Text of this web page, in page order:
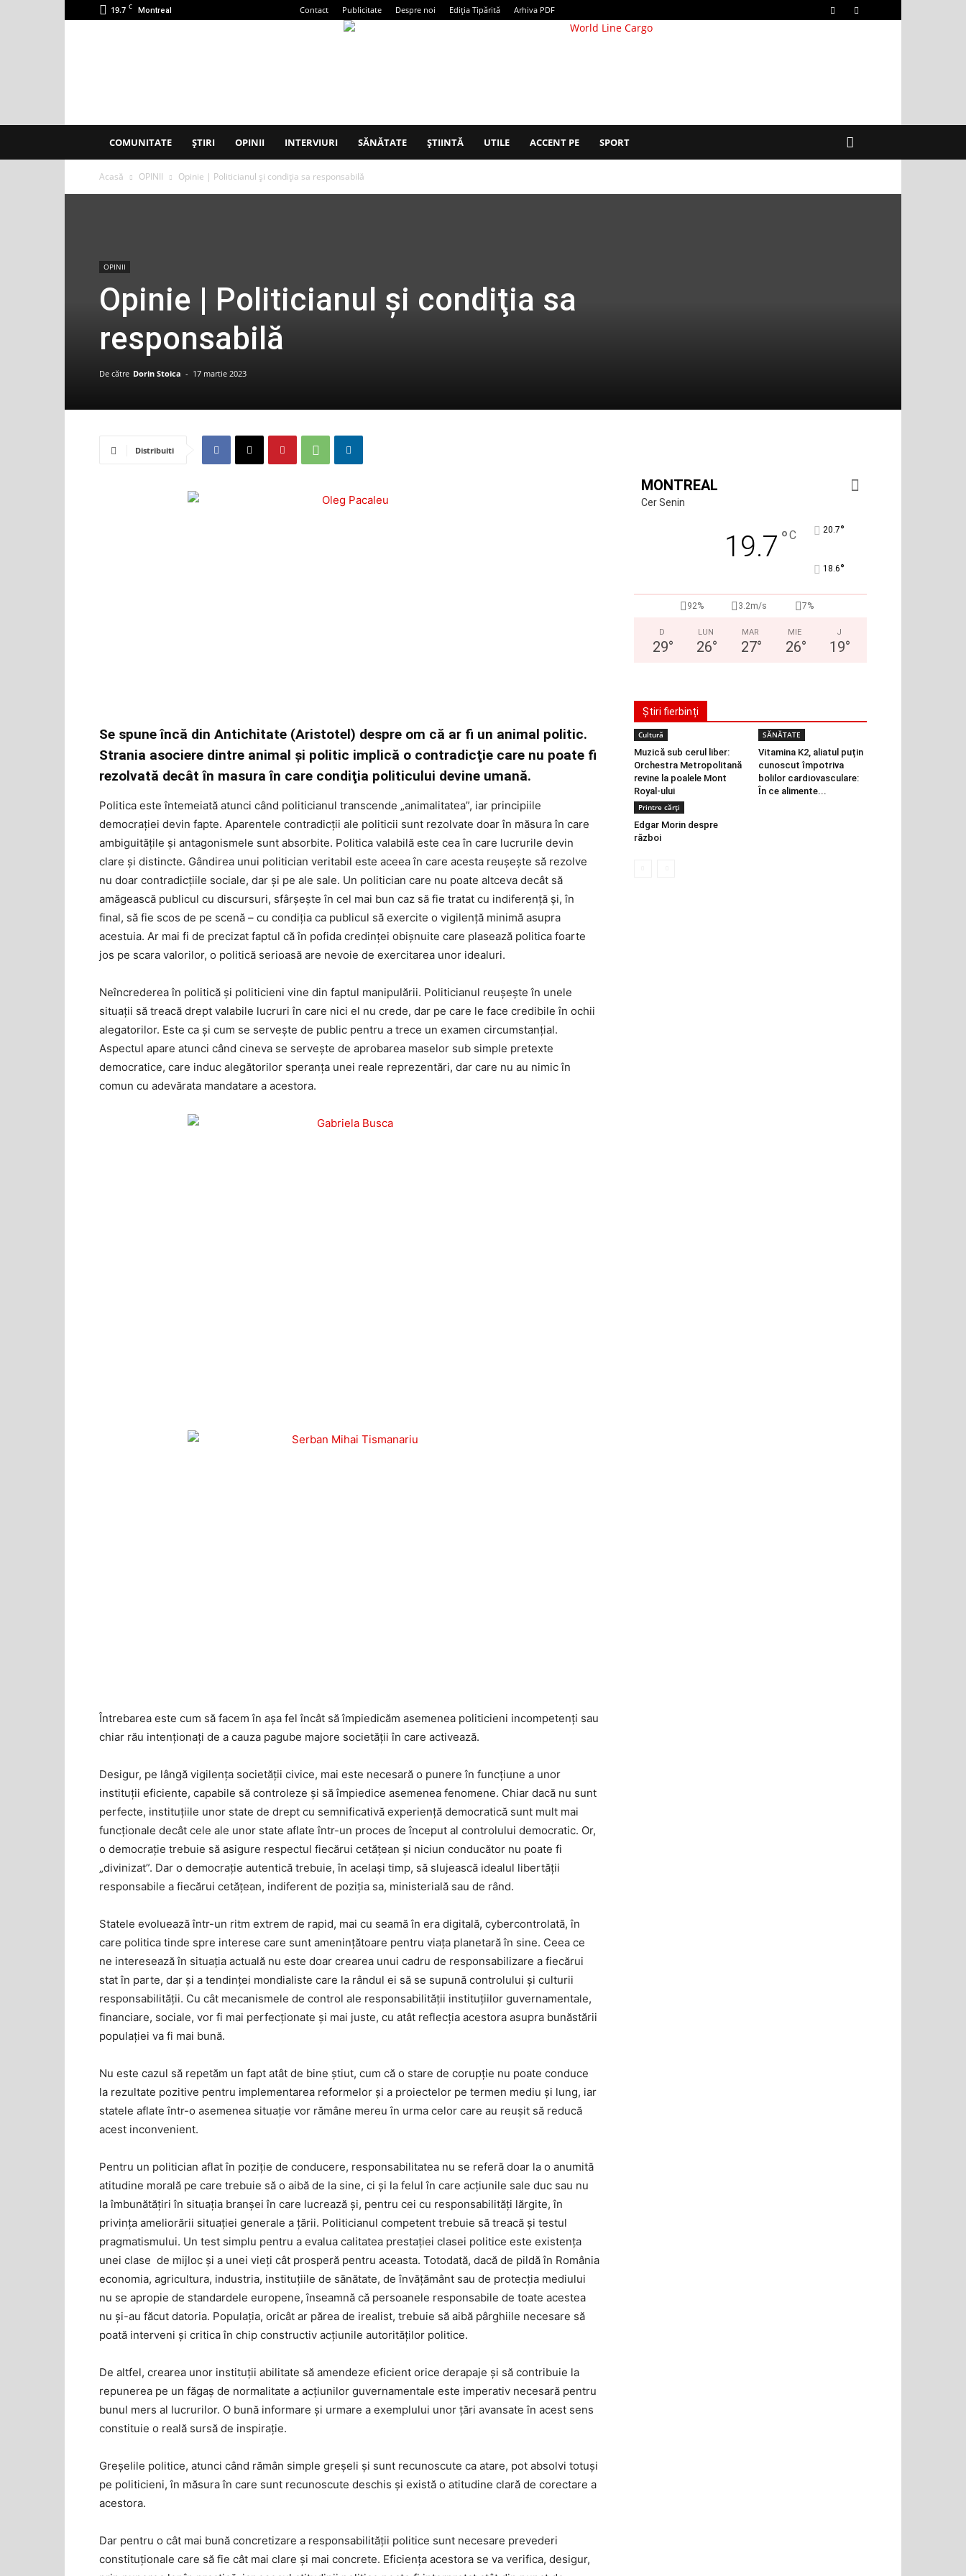
19.7 C Montreal Contact Publicitate Despre noi Ediția Tipărită Arhiva PDF
COMUNITATE ȘTIRI OPINII INTERVIURI SĂNĂTATE ȘTIINTĂ UTILE ACCENT PE SPORT
Acasă OPINII Opinie | Politicianul și condiţia sa responsabilă
OPINII
Opinie | Politicianul și condiţia sa
responsabilă
De către Dorin Stoica - 17 martie 2023
Distribuiti
Se spune încă din Antichitate (Aristotel) despre om că ar fi un animal politic.
Strania asociere dintre animal și politic implică o contradicţie care nu poate fi
rezolvată decât în masura în care condiţia politicului devine umană.
Politica este întemeiată atunci când politicianul transcende „animalitatea”, iar principiile
democraţiei devin fapte. Aparentele contradicții ale politicii sunt rezolvate doar în măsura în care
ambiguitățile și antagonismele sunt absorbite. Politica valabilă este cea în care lucrurile devin
clare și distincte. Gândirea unui politician veritabil este aceea în care acesta reușește să rezolve
nu doar contradicțiile sociale, dar și pe ale sale. Un politician care nu poate altceva decât să
amăgească publicul cu discursuri, sfârșește în cel mai bun caz să fie tratat cu indiferență și, în
final, să fie scos de pe scenă – cu condiţia ca publicul să exercite o vigilență minimă asupra
acestuia. Ar mai fi de precizat faptul că în pofida credinţei obişnuite care plasează politica foarte
jos pe scara valorilor, o politică serioasă are nevoie de exercitarea unor idealuri.
Neîncrederea în politică și politicieni vine din faptul manipulării. Politicianul reușește în unele
situaţii să treacă drept valabile lucruri în care nici el nu crede, dar pe care le face credibile în ochii
alegatorilor. Este ca și cum se serveşte de public pentru a trece un examen circumstanțial.
Aspectul apare atunci când cineva se serveşte de aprobarea maselor sub simple pretexte
democratice, care induc alegătorilor speranţa unei reale reprezentări, dar care nu au nimic în
comun cu adevărata mandatare a acestora.
Întrebarea este cum să facem în aşa fel încât să împiedicăm asemenea politicieni incompetenți sau
chiar rău intenționați de a cauza pagube majore societăţii în care activează.
Desigur, pe lângă vigilența societăţii civice, mai este necesară o punere în funcţiune a unor
instituţii eficiente, capabile să controleze și să împiedice asemenea fenomene. Chiar dacă nu sunt
perfecte, instituţiile unor state de drept cu semnificativă experienţă democratică sunt mult mai
funcţionale decât cele ale unor state aflate într-un proces de început al controlului democratic. Or,
o democraţie trebuie să asigure respectul fiecărui cetățean și niciun conducător nu poate fi
„divinizat”. Dar o democraţie autentică trebuie, în același timp, să slujească idealul libertăţii
responsabile a fiecărui cetățean, indiferent de poziţia sa, ministerială sau de rând.
Statele evoluează într-un ritm extrem de rapid, mai cu seamă în era digitală, cybercontrolată, în
care politica tinde spre interese care sunt ameninţătoare pentru viaţa planetară în sine. Ceea ce
ne interesează în situaţia actuală nu este doar crearea unui cadru de responsabilizare a fiecărui
stat în parte, dar și a tendinţei mondialiste care la rândul ei să se supună controlului și culturii
responsabilității. Cu cât mecanismele de control ale responsabilității instituţiilor guvernamentale,
financiare, sociale, vor fi mai perfecționate și mai juste, cu atât reflecţia acestora asupra bunăstării
populaţiei va fi mai bună.
Nu este cazul să repetăm un fapt atât de bine ştiut, cum că o stare de corupţie nu poate conduce
la rezultate pozitive pentru implementarea reformelor și a proiectelor pe termen mediu și lung, iar
statele aflate într-o asemenea situaţie vor rămâne mereu în urma celor care au reuşit să reducă
acest inconvenient.
Pentru un politician aflat în poziţie de conducere, responsabilitatea nu se referă doar la o anumită
atitudine morală pe care trebuie să o aibă de la sine, ci și la felul în care acţiunile sale duc sau nu
la îmbunătățiri în situaţia branșei în care lucrează și, pentru cei cu responsabilități lărgite, în
privinţa ameliorării situaţiei generale a țării. Politicianul competent trebuie să treacă și testul
pragmatismului. Un test simplu pentru a evalua calitatea prestației clasei politice este existența
unei clase de mijloc și a unei vieți cât prosperă pentru aceasta. Totodată, dacă de pildă în România
economia, agricultura, industria, instituţiile de sănătate, de învăţământ sau de protecţia mediului
nu se apropie de standardele europene, înseamnă că persoanele responsabile de toate acestea
nu și-au făcut datoria. Populaţia, oricât ar părea de irealist, trebuie să aibă pârghiile necesare să
poată interveni și critica în chip constructiv acţiunile autorităților politice.
De altfel, crearea unor instituţii abilitate să amendeze eficient orice derapaje și să contribuie la
repunerea pe un făgaș de normalitate a acţiunilor guvernamentale este imperativ necesară pentru
bunul mers al lucrurilor. O bună informare și urmare a exemplului unor țări avansate în acest sens
constituie o reală sursă de inspirație.
Greșelile politice, atunci când rămân simple greșeli și sunt recunoscute ca atare, pot absolvi totuşi
pe politicieni, în măsura în care sunt recunoscute deschis și există o atitudine clară de corectare a
acestora.
Dar pentru o cât mai bună concretizare a responsabilității politice sunt necesare prevederi
constituționale care să fie cât mai clare și mai concrete. Eficiența acestora se va verifica, desigur,
MONTREAL
Cer Senin
19.7 °C 20.7°
18.6°
92% 3.2m/s 7%
D
29°
LUN
26°
MAR
27°
MIE
26°
J
19°
Știri fierbinți
Cultură
Muzică sub cerul liber:
Orchestra Metropolitană
revine la poalele Mont
Royal-ului
SĂNĂTATE
Vitamina K2, aliatul puțin
cunoscut împotriva
bolilor cardiovasculare:
În ce alimente...
Printre cărți
Edgar Morin despre
război